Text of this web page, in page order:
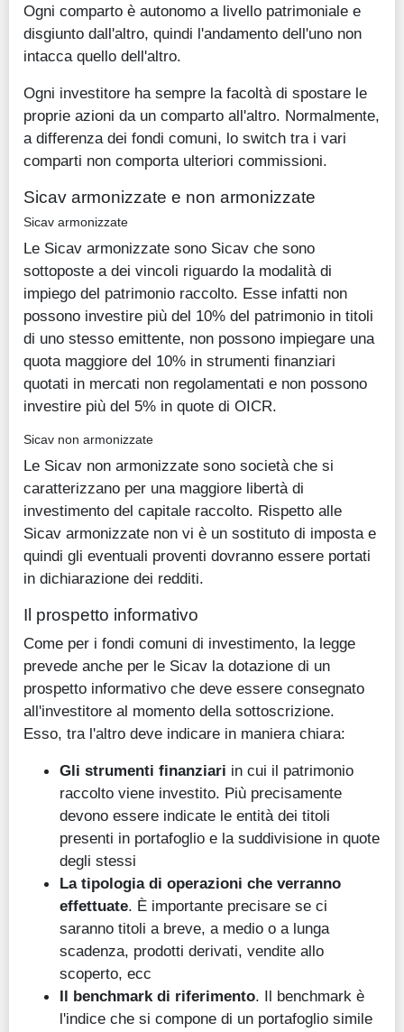
Ogni comparto è autonomo a livello patrimoniale e
disgiunto dall'altro, quindi l'andamento dell'uno non
intacca quello dell'altro.
Ogni investitore ha sempre la facoltà di spostare le
proprie azioni da un comparto all'altro. Normalmente,
a differenza dei fondi comuni, lo switch tra i vari
comparti non comporta ulteriori commissioni.
Sicav armonizzate e non armonizzate
Sicav armonizzate
Le Sicav armonizzate sono Sicav che sono
sottoposte a dei vincoli riguardo la modalità di
impiego del patrimonio raccolto. Esse infatti non
possono investire più del 10% del patrimonio in titoli
di uno stesso emittente, non possono impiegare una
quota maggiore del 10% in strumenti finanziari
quotati in mercati non regolamentati e non possono
investire più del 5% in quote di OICR.
Sicav non armonizzate
Le Sicav non armonizzate sono società che si
caratterizzano per una maggiore libertà di
investimento del capitale raccolto. Rispetto alle
Sicav armonizzate non vi è un sostituto di imposta e
quindi gli eventuali proventi dovranno essere portati
in dichiarazione dei redditi.
Il prospetto informativo
Come per i fondi comuni di investimento, la legge
prevede anche per le Sicav la dotazione di un
prospetto informativo che deve essere consegnato
all'investitore al momento della sottoscrizione.
Esso, tra l'altro deve indicare in maniera chiara:
Gli strumenti finanziari in cui il patrimonio
raccolto viene investito. Più precisamente
devono essere indicate le entità dei titoli
presenti in portafoglio e la suddivisione in quote
degli stessi
La tipologia di operazioni che verranno
effettuate. È importante precisare se ci
saranno titoli a breve, a medio o a lunga
scadenza, prodotti derivati, vendite allo
scoperto, ecc
Il benchmark di riferimento. Il benchmark è
l'indice che si compone di un portafoglio simile